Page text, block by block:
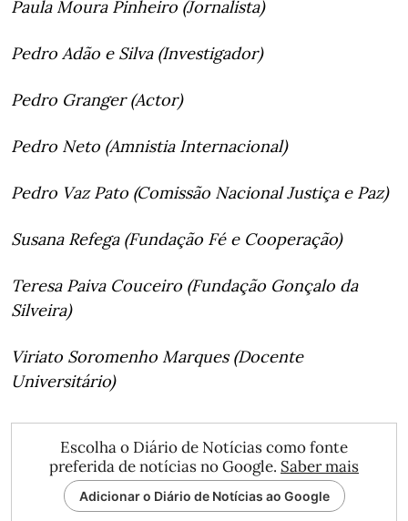
Paula Moura Pinheiro (Jornalista)
Pedro Adão e Silva (Investigador)
Pedro Granger (Actor)
Pedro Neto (Amnistia Internacional)
Pedro Vaz Pato (Comissão Nacional Justiça e Paz)
Susana Refega (Fundação Fé e Cooperação)
Teresa Paiva Couceiro (Fundação Gonçalo da
Silveira)
Viriato Soromenho Marques (Docente
Universitário)
Escolha o Diário de Notícias como fonte
preferida de notícias no Google. Saber mais
Adicionar o Diário de Notícias ao Google